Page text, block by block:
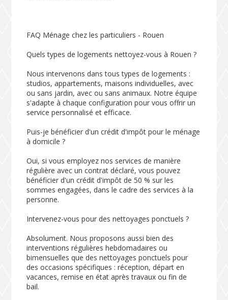
FAQ Ménage chez les particuliers - Rouen
Quels types de logements nettoyez-vous à Rouen ?
Nous intervenons dans tous types de logements :
studios, appartements, maisons individuelles, avec
ou sans jardin, avec ou sans animaux. Notre équipe
s'adapte à chaque configuration pour vous offrir un
service personnalisé et efficace.
Puis-je bénéficier d'un crédit d'impôt pour le ménage
à domicile ?
Oui, si vous employez nos services de manière
régulière avec un contrat déclaré, vous pouvez
bénéficier d'un crédit d'impôt de 50 % sur les
sommes engagées, dans le cadre des services à la
personne.
Intervenez-vous pour des nettoyages ponctuels ?
Absolument. Nous proposons aussi bien des
interventions régulières hebdomadaires ou
bimensuelles que des nettoyages ponctuels pour
des occasions spécifiques : réception, départ en
vacances, remise en état après travaux ou fin de
bail.